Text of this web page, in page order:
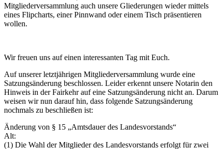
Mitgliederversammlung auch unsere Gliederungen wieder mittels
eines Flipcharts, einer Pinnwand oder einem Tisch präsentieren
wollen.
Wir freuen uns auf einen interessanten Tag mit Euch.
Auf unserer letztjährigen Mitgliederversammlung wurde eine
Satzungsänderung beschlossen. Leider erkennt unsere Notarin den
Hinweis in der Fairkehr auf eine Satzungsänderung nicht an. Darum
weisen wir nun darauf hin, dass folgende Satzungsänderung
nochmals zu beschließen ist:
Änderung von § 15 „Amtsdauer des Landesvorstands“
Alt:
(1) Die Wahl der Mitglieder des Landesvorstands erfolgt für zwei